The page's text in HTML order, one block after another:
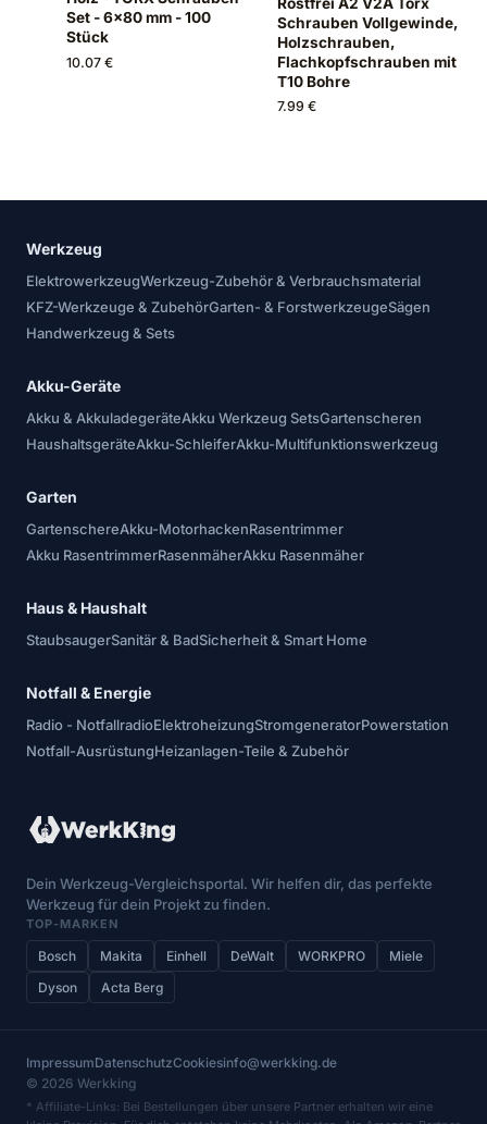
Set - 6x80 mm - 100
Stück
10.07 €
Schrauben Vollgewinde,
Holzschrauben,
Flachkopfschrauben mit
T10 Bohre
7.99 €
Werkzeug
ElektrowerkzeugWerkzeug-Zubehör & Verbrauchsmaterial
KFZ-Werkzeuge & ZubehörGarten- & ForstwerkzeugeSägen
Handwerkzeug & Sets
Akku-Geräte
Akku & AkkuladegeräteAkku Werkzeug SetsGartenscheren
HaushaltsgeräteAkku-SchleiferAkku-Multifunktionswerkzeug
Garten
GartenschereAkku-MotorhackenRasentrimmer
Akku RasentrimmerRasenmäherAkku Rasenmäher
Haus & Haushalt
StaubsaugerSanitär & BadSicherheit & Smart Home
Notfall & Energie
Radio - NotfallradioElektroheizungStromgeneratorPowerstation
Notfall-AusrüstungHeizanlagen-Teile & Zubehör
Dein Werkzeug-Vergleichsportal. Wir helfen dir, das perfekte
Werkzeug für dein Projekt zu finden.
TOP-MARKEN
Bosch Makita Einhell DeWalt WORKPRO
Miele
Dyson
Acta Berg
ImpressumDatenschutzCookiesinfo@werkking.de
© 2026 Werkking
* Affiliate-Links: Bei Bestellungen über unsere Partner erhalten wir eine